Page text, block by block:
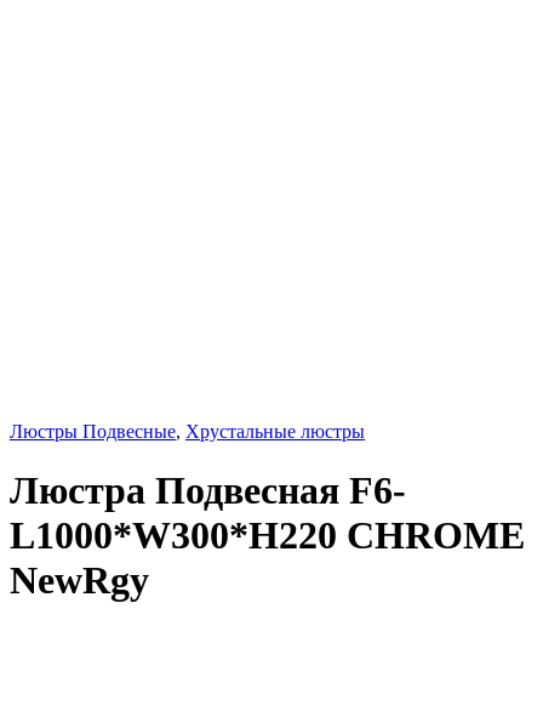
Люстры Подвесные, Хрустальные люстры
Люстра Подвесная F6-
L1000*W300*H220 CHROME
NewRgy